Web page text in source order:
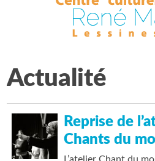
Actualité
Reprise de
Chants du